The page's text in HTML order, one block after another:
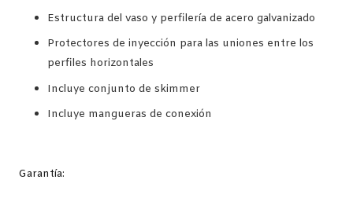
Estructura del vaso y perfilería de acero galvanizado
Protectores de inyección para las uniones entre los
perfiles horizontales
Incluye conjunto de skimmer
Incluye mangueras de conexión
Garantía: